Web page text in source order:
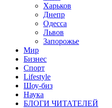
Харьков
Днепр
Одесса
Львов
Запорожье
Мир
Бизнес
Спорт
Lifestyle
Шоу-биз
Наука
БЛОГИ ЧИТАТЕЛЕЙ